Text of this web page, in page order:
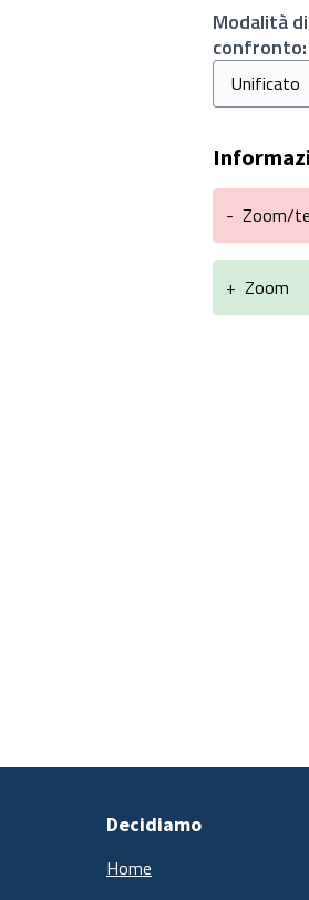
Modalità
confronto:
- Zoom/
+ Zoom
Decidiamo
Home